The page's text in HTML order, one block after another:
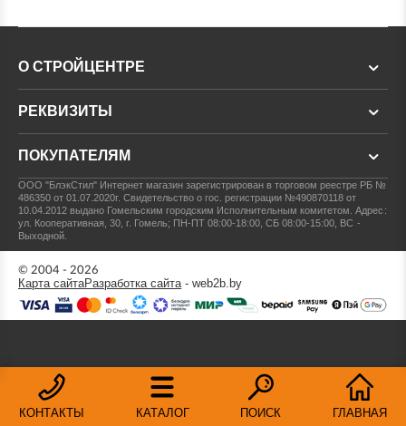
КОНТАКТЫ КАТАЛОГ ПОИСК ГЛАВНАЯ
О СТРОЙЦЕНТРЕ
РЕКВИЗИТЫ
ПОКУПАТЕЛЯМ
ООО "БлэкСтил" Интернет магазин зарегистрирован в торговом реестре РБ №
486350 от 01.07.2020г.Свидетельство о гос. регистрации №490870118 от
10.04.2012 выдано Гомельским городским Исполнительным комитетом.Адрес:
ул. Кооперативная, 30, г. Гомель; ПН-ПТ 08:00-18:00, СБ 08:00-15:00, ВС -
Выходной.
© 2004 - 2026
Карта сайтаРазработка сайта- web2b.by